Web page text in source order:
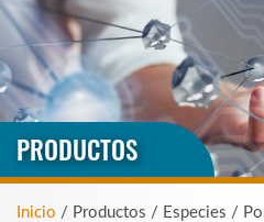
PRODUCTOS
Inicio / Productos / Especies /